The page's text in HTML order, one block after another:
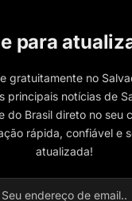
para
gratuitamente no
principais notícias de
do Brasil direto no seu
rápida, confiável e
atualizada!